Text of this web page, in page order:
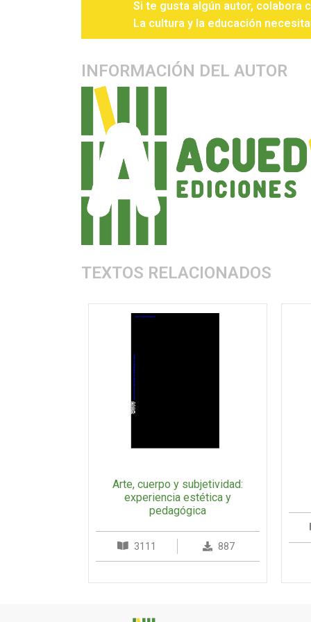
Si te gusta algún autor, colabora
La cultura y la educación
INFORMACIÓN DEL AUTOR
TEXTOS RELACIONADOS
Arte, cuerpo y subjetividad:
experiencia estética y
pedagógica
3111 887